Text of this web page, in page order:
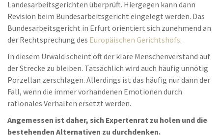
Landesarbeitsgerichten überprüft. Hiergegen kann dann
Revision beim Bundesarbeitsgericht eingelegt werden. Das
Bundesarbeitsgericht in Erfurt orientiert sich zunehmend an
der Rechtsprechung des Europäischen Gerichtshofs.
In diesem Urwald scheint oft der klare Menschenverstand auf
der Strecke zu bleiben. Tatsächlich wird auch häufig unnötig
Porzellan zerschlagen. Allerdings ist das häufig nur dann der
Fall, wenn die immer vorhandenen Emotionen durch
rationales Verhalten ersetzt werden.
Angemessen ist daher, sich Expertenrat zu holen und die
bestehenden Alternativen zu durchdenken.